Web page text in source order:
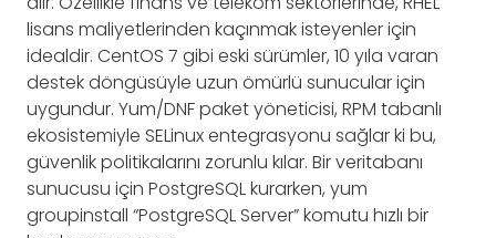
lisans maliyetlerinden kaçınmak isteyenler için
idealdir. CentOS 7 gibi eski sürümler, 10 yıla varan
destek döngüsüyle uzun ömürlü sunucular için
uygundur. Yum/DNF paket yöneticisi, RPM tabanlı
ekosistemiyle SELinux entegrasyonu sağlar ki bu,
güvenlik politikalarını zorunlu kılar. Bir veritabanı
sunucusu için PostgreSQL kurarken, yum
groupinstall “PostgreSQL Server” komutu hızlı bir